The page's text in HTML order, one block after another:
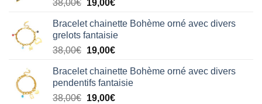
38,00€.19,00€.
38,00€
initial
était :
38,00€.
19,00€
actuel
est :
19,00€.
Bracelet chainette Bohème orné avec divers
grelots fantaisie
38,00€ Le
initial
était :
38,00€.
19,00€Le
actuel
est :
19,00€.
Bracelet chainette Bohème orné avec divers
pendentifs fantaisie
38,00€ Le
19,00€Le